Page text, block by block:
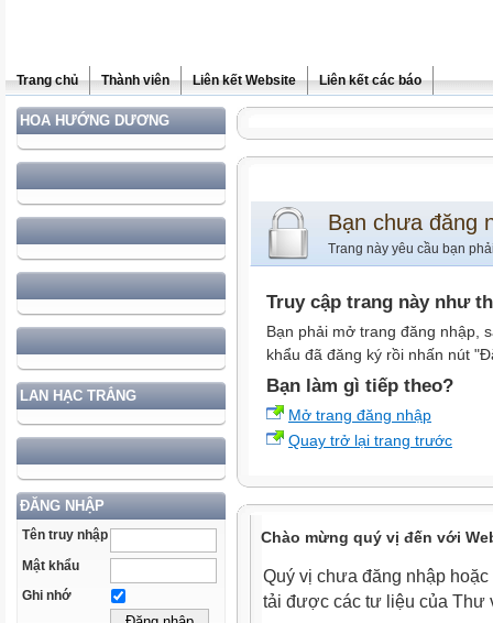
Trang chủ Thành viên Liên kết Website Liên kết các báo
HOA HƯỚNG DƯƠNG
LAN HẠC TRẮNG
ĐĂNG NHẬP
Tên truy nhập
Mật khẩu
Ghi nhớ
Bạn chưa đăng
Trang này yêu cầu bạn
Truy cập trang này như
Bạn phải mở trang đăng nhập,
khẩu đã đăng ký rồi nhấn nút
Bạn làm gì tiếp theo?
Mở trang đăng nhập
Quay trở lại trang trước
Chào mừng quý vị đến với
Quý vị chưa đăng nhập
tải được các tư liệu của Thư